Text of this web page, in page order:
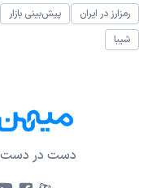
رمزارز در ایران
پیش‌بینی بازار
شیبا
دست در دست،